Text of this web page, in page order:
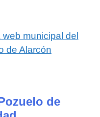
municipal del
de Alarcón
de